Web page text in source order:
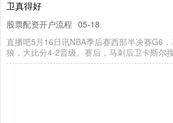
郑州配资网站
火箭在之前客场击败湖人，系列赛比分追到2-
生，到现在2-3有望创造NBA历史第一奇迹。